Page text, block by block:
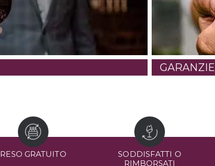
GARANZIE
RESO GRATUITO
SODDISFATTI O
RIMBORSATI